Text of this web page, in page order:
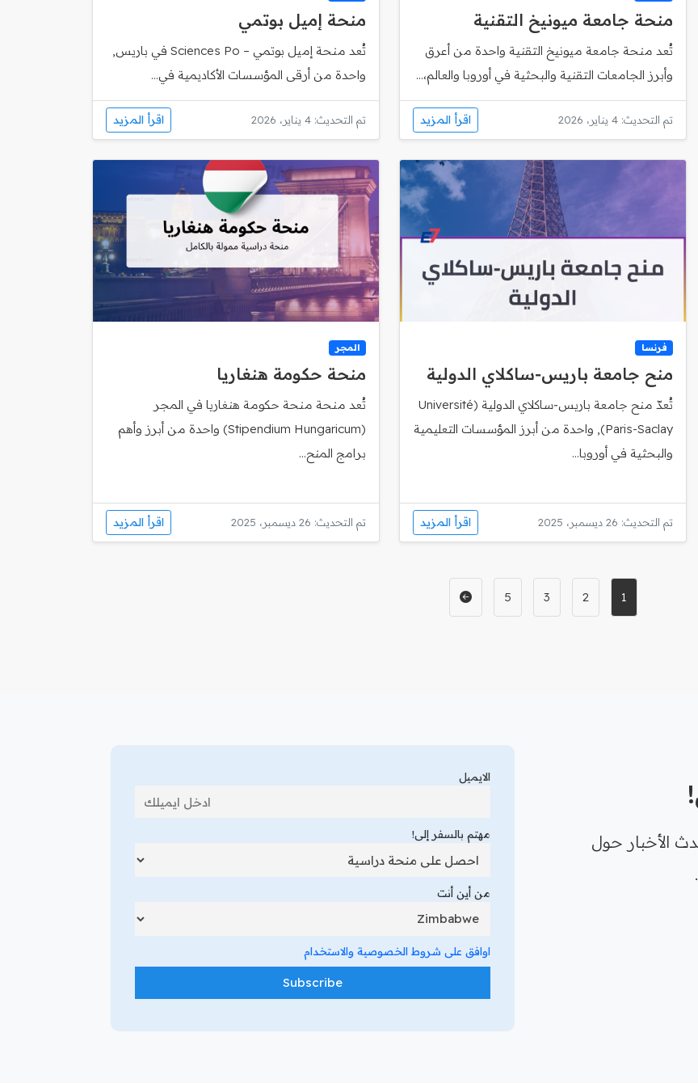
منحة جامعة ميونيخ التقنية
تُعد منحة جامعة ميونيخ التقنية واحدة من أعرق
وأبرز الجامعات التقنية والبحثية في أوروبا والعالم،...
تم التحديث: 4 يناير، 2026 اقرأ المزيد
منحة إميل بوتمي
تُعد منحة إميل بوتمي – Sciences Po في باريس,
واحدة من أرقى المؤسسات الأكاديمية في...
تم التحديث: 4 يناير، 2026 اقرأ المزيد
فرنسا
منح جامعة باريس‑ساكلاي الدولية
تُعدّ منح جامعة باريس‑ساكلاي الدولية (Université
Paris-Saclay), واحدة من أبرز المؤسسات التعليمية
والبحثية في أوروبا...
تم التحديث: 26 ديسمبر، 2025 اقرأ المزيد
المجر
منحة حكومة هنغاريا
تُعد منحة منحة حكومة هنغاريا في المجر
(Stipendium Hungaricum) واحدة من أبرز وأهم
برامج المنح...
تم التحديث: 26 ديسمبر، 2025 اقرأ المزيد
1
2
3
5
الأخبار حول
الايميل
مهتم بالسفر إلى!
من أين أنت
اوافق على شروط الخصوصية والاستخدام